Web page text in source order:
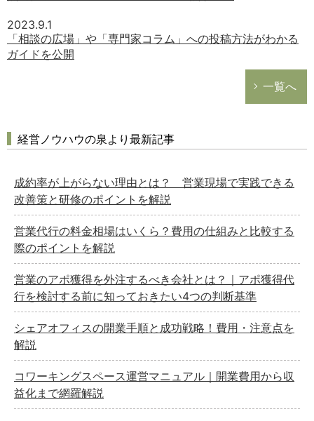
税務経理
次へ
2023.9.1
「相談の広場」や「専門家コラム」への投稿方法がわかる
ガイドを公開
一覧へ
経営ノウハウの泉より最新記事
成約率が上がらない理由とは？ 営業現場で実践できる
改善策と研修のポイントを解説
営業代行の料金相場はいくら？費用の仕組みと比較する
際のポイントを解説
営業のアポ獲得を外注するべき会社とは？｜アポ獲得代
行を検討する前に知っておきたい4つの判断基準
シェアオフィスの開業手順と成功戦略！費用・注意点を
解説
コワーキングスペース運営マニュアル｜開業費用から収
益化まで網羅解説